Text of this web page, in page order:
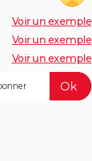
Voir un exemple
Voir un exemple
Voir un exemple